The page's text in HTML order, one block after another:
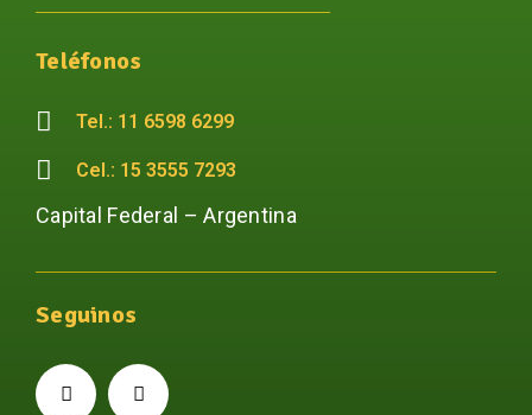
Teléfonos
Tel.: 11 6598 6299
Cel.: 15 3555 7293
Capital Federal – Argentina
Seguinos